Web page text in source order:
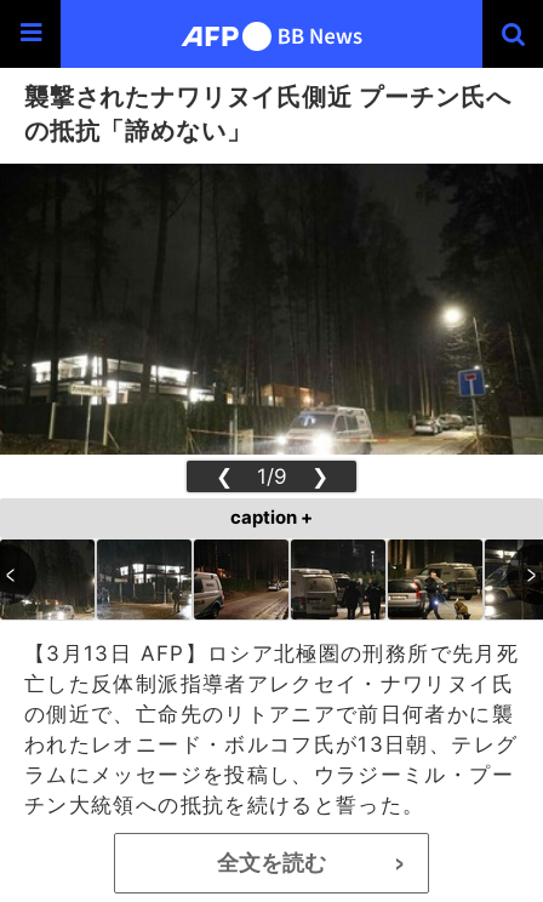
襲撃されたナワリヌイ氏側近 プーチン氏へ
の抵抗「諦めない」
❮ 1/9 ❯
caption +
【3月13日 AFP】ロシア北極圏の刑務所で先月死
亡した反体制派指導者アレクセイ・ナワリヌイ氏
の側近で、亡命先のリトアニアで前日何者かに襲
われたレオニード・ボルコフ氏が13日朝、テレグ
ラムにメッセージを投稿し、ウラジーミル・プー
チン大統領への抵抗を続けると誓った。
全文を読む >